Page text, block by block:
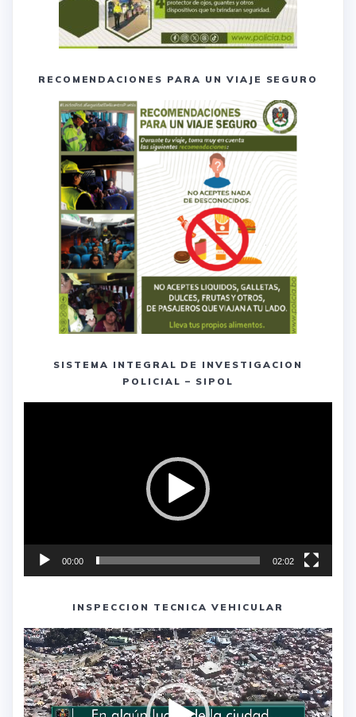
RECOMENDACIONES PARA UN VIAJE SEGURO
SISTEMA INTEGRAL DE INVESTIGACION
POLICIAL – SIPOL
00:00 02:02
INSPECCION TECNICA VEHICULAR
Reproductor
de
vídeo